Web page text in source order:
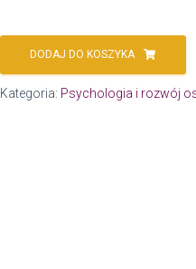
DODAJ DO KOSZYKA
Kategoria: Psychologia i rozwój